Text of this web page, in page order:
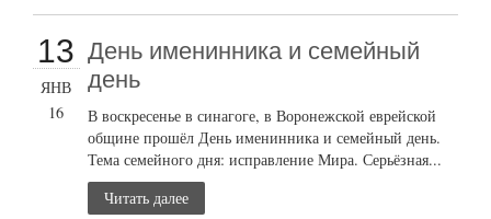
13
ЯНВ
16
День именинника и семейный
день
В воскресенье в синагоге, в Воронежской еврейской
общине прошёл День именинника и семейный день.
Тема семейного дня: исправление Мира. Серьёзная...
Читать далее